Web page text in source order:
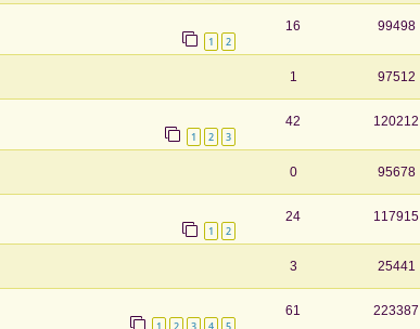
1 2
16 99498
1 97512
1 2 3
42 120212
0 95678
1 2
24 117915
3 25441
1 2 3 4 5
61 223387